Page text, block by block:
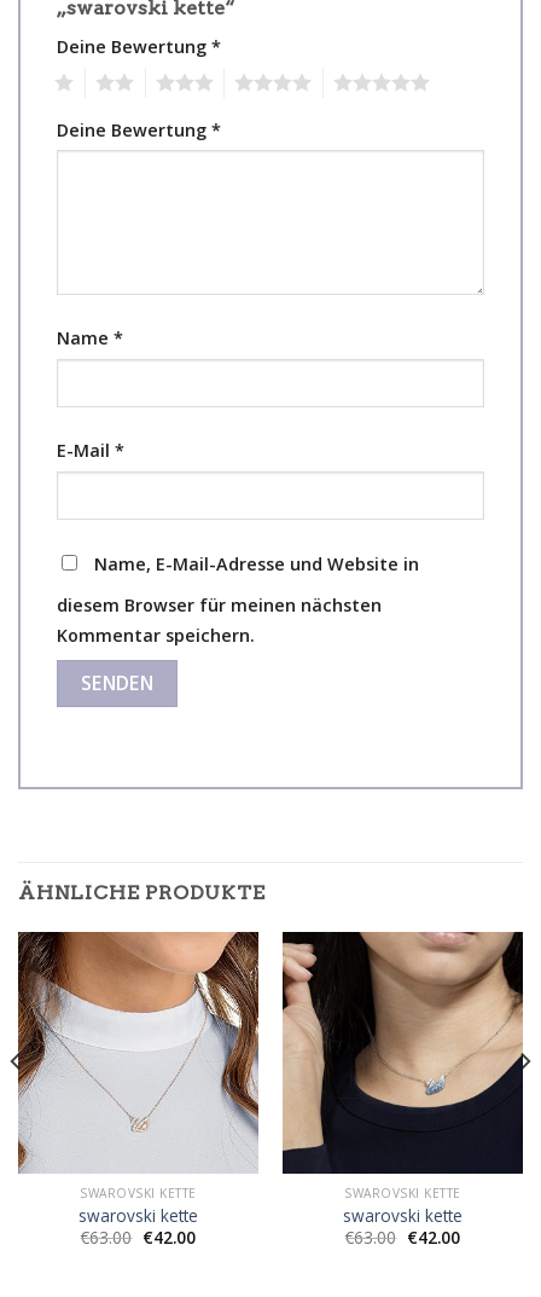
„swarovski kette“
Deine Bewertung *
Deine Bewertung *
Name *
E-Mail *
Name, E-Mail-Adresse und Website in
diesem Browser für meinen nächsten
Kommentar speichern.
ÄHNLICHE PRODUKTE
SWAROVSKI KETTE
swarovski kette
€63.00 €42.00
SWAROVSKI KETTE
swarovski kette
€63.00 €42.00